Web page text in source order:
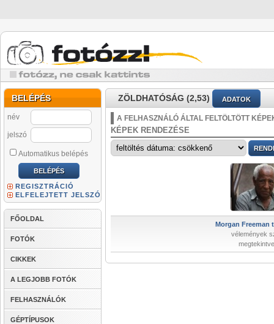
BELÉPÉS
név
jelszó
Automatikus belépés
REGISZTRÁCIÓ
ELFELEJTETT JELSZÓ
FŐOLDAL
FOTÓK
CIKKEK
A LEGJOBB FOTÓK
FELHASZNÁLÓK
GÉPTÍPUSOK
ZÖLDHATÓSÁG (2,53) ADATOK
A FELHASZNÁLÓ ÁLTAL FELTÖLTÖTT
KÉPEK RENDEZÉSE
Morgan Freeman
vélemények